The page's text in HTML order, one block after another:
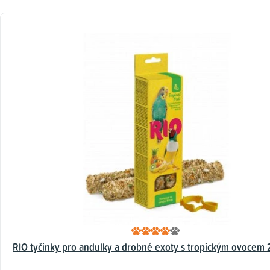
RIO tyčinky pro andulky a drobné exoty s tropickým ovocem